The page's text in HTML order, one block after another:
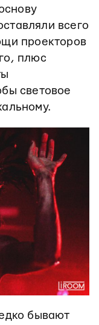
всего
проекторов
плюс
световое
бывают